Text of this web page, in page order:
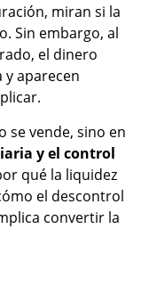
miran si la
Sin embargo, al
el dinero
aparecen
se vende, sino en
y el control
qué la liquidez
el descontrol
convertir la